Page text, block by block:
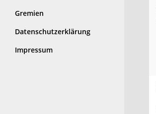
Gremien
Datenschutzerklärung
Impressum